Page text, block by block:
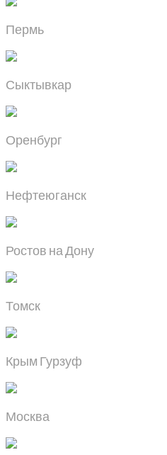
Пермь
Сыктывкар
Оренбург
Нефтеюганск
Ростов на Дону
Томск
Крым Гурзуф
Москва